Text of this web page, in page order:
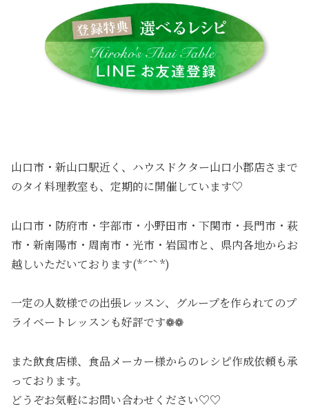
山口市・新山口駅近く、ハウスドクター山口小郡店さまで
のタイ料理教室も、定期的に開催しています♡
山口市・防府市・宇部市・小野田市・下関市・長門市・萩
市・新南陽市・周南市・光市・岩国市と、県内各地からお
越しいただいております(*ˊ˘ˋ*)
一定の人数様での出張レッスン、グループを作られてのプ
ライベートレッスンも好評です❁❁
また飲食店様、食品メーカー様からのレシピ作成依頼も承
っております。
どうぞお気軽にお問い合わせください♡♡